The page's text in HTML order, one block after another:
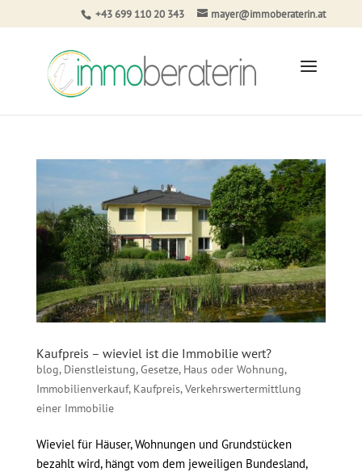
+43 699 110 20 343 mayer@immoberaterin.at
Kaufpreis – wieviel ist die Immobilie wert?
blog, Dienstleistung,Gesetze, Haus oder Wohnung,
Immobilienverkauf, Kaufpreis,Verkehrswertermittlung
einer Immobilie
Wieviel für Häuser, Wohnungen und Grundstücken
bezahlt wird, hängt vom dem jeweiligen Bundesland,